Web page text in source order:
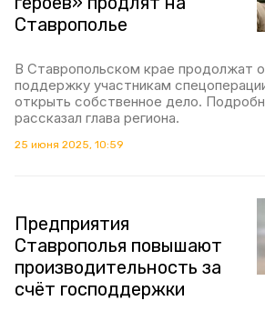
Ставрополье
В Ставропольском крае продолжат
поддержку участникам
открыть собственное дело.
рассказал глава региона.
25 июня 2025, 10:59
Предприятия
Ставрополья повышают
производительность за
счёт господдержки